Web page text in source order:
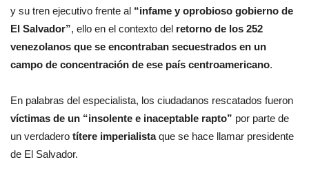
y su tren ejecutivo frente al “infame y oprobioso gobierno de
El Salvador”, ello en el contexto del retorno de los 252
venezolanos que se encontraban secuestrados en un
campo de concentración de ese país centroamericano.
En palabras del especialista, los ciudadanos rescatados fueron
víctimas de un “insolente e inaceptable rapto” por parte de
un verdadero títere imperialistaque se hace llamar presidente
de El Salvador.